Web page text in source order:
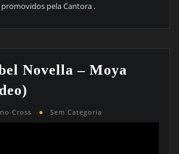
pela Cantora .
Novella – Moya
Cross Sem Categoria